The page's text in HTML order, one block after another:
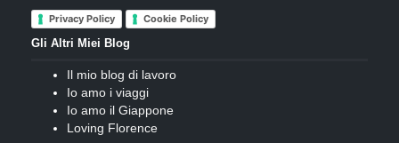
Privacy Policy Cookie Policy
Gli Altri Miei Blog
Il mio blog di lavoro
Io amo i viaggi
Io amo il Giappone
Loving Florence